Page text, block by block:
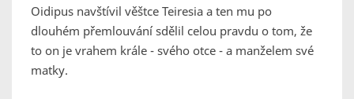
Oidipus navštívil věštce Teiresia a ten mu po
dlouhém přemlouvání sdělil celou pravdu o tom, že
to on je vrahem krále - svého otce - a manželem své
matky.